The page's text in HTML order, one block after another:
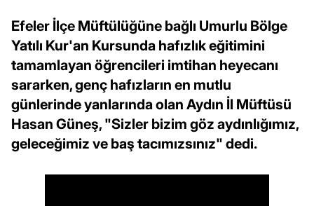
Efeler İlçe Müftülüğüne bağlı Umurlu Bölge
Yatılı Kur'an Kursunda hafızlık eğitimini
tamamlayan öğrencileri imtihan heyecanı
sararken, genç hafızların en mutlu
günlerinde yanlarında olan Aydın İl Müftüsü
Hasan Güneş, "Sizler bizim göz aydınlığımız,
geleceğimiz ve baş tacımızsınız" dedi.